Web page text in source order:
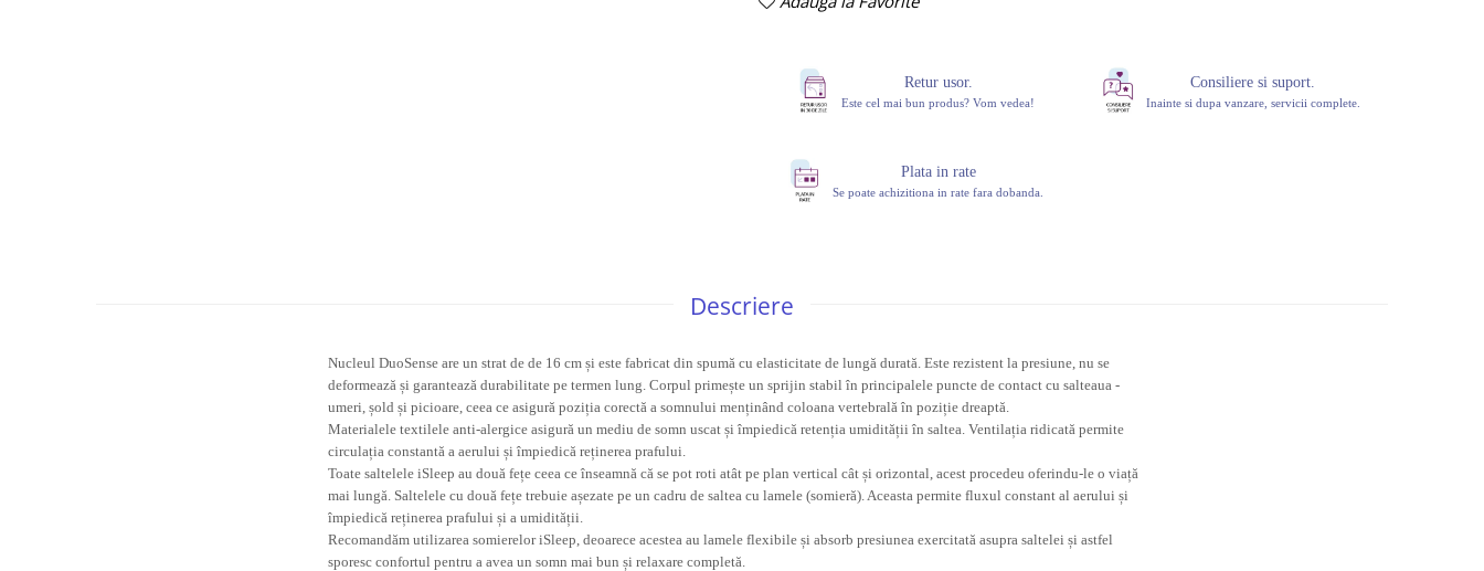
Retur usor.
Este cel mai bun produs? Vom vedea!
Consiliere si suport.
Inainte si dupa vanzare, servicii complete.
Plata in rate
Se poate achizitiona in rate fara dobanda.
Descriere
Nucleul DuoSense are un strat de de 16 cm și este fabricat din spumă cu elasticitate de lungă durată. Este rezistent la presiune, nu se
deformează și garantează durabilitate pe termen lung. Corpul primește un sprijin stabil în principalele puncte de contact cu salteaua -
umeri, șold și picioare, ceea ce asigură poziția corectă a somnului menținând coloana vertebrală în poziție dreaptă.
Materialele textilele anti-alergice asigură un mediu de somn uscat și împiedică retenția umidității în saltea. Ventilația ridicată permite
circulația constantă a aerului și împiedică reținerea prafului.
Toate saltelele iSleep au două fețe ceea ce înseamnă că se pot roti atât pe plan vertical cât și orizontal, acest procedeu oferindu-le o viață
mai lungă. Saltelele cu două fețe trebuie așezate pe un cadru de saltea cu lamele (somieră). Aceasta permite fluxul constant al aerului și
împiedică reținerea prafului și a umidității.
Recomandăm utilizarea somierelor iSleep, deoarece acestea au lamele flexibile și absorb presiunea exercitată asupra saltelei și astfel
sporesc confortul pentru a avea un somn mai bun și relaxare completă.